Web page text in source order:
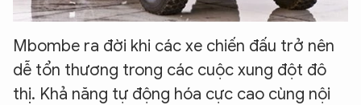
Mbombe ra đời khi các xe chiến đấu trở nên
dễ tổn thương trong các cuộc xung đột đô
thị. Khả năng tự động hóa cực cao cùng nội